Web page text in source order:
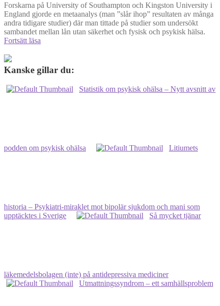
Forskarna på University of Southampton och Kingston University i
England gjorde en metaanalys (man ”slår ihop” resultaten av många
andra tidigare studier) där man tittade på studier som undersökt
sambandet mellan lån utan säkerhet och fysisk och psykisk hälsa.
Fortsätt läsa
skulder:
kreditkort
ett
Kanske gillar du:
Statistik om psykisk ohälsa – Nytt avsnitt av
podden om psykisk ohälsa Litiumets
historia ‒ Psykiatri-miraklet mot bipolär sjukdom och mani som
upptäcktes i Sverige
Så mycket tjänar
läkemedelsbolagen (inte) på antidepressiva mediciner
Utmattningssyndrom – ett samhällsproblem